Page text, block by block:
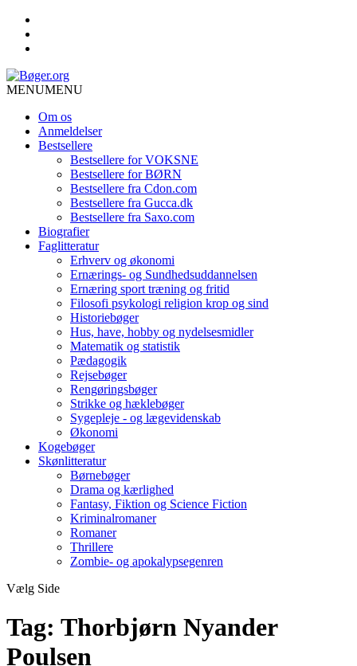
MENUMENU
Om os
Anmeldelser
Bestsellere
Bestsellere for VOKSNE
Bestsellere for BØRN
Bestsellere fra Cdon.com
Bestsellere fra Gucca.dk
Bestsellere fra Saxo.com
Biografier
Faglitteratur
Erhverv og økonomi
Ernærings- og Sundhedsuddannelsen
Ernæring sport træning og fritid
Filosofi psykologi religion krop og sind
Historiebøger
Hus, have, hobby og nydelsesmidler
Matematik og statistik
Pædagogik
Rejsebøger
Rengøringsbøger
Strikke og hæklebøger
Sygepleje - og lægevidenskab
Økonomi
Kogebøger
Skønlitteratur
Børnebøger
Drama og kærlighed
Fantasy, Fiktion og Science Fiction
Kriminalromaner
Romaner
Thrillere
Zombie- og apokalypsegenren
Vælg Side
Tag: Thorbjørn Nyander
Poulsen